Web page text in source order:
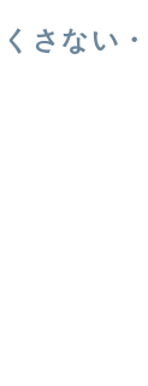
さない・